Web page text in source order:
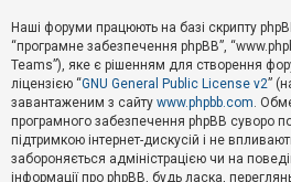
й
А
к
т
и
в
н
і
Наші форуми працюють на базі скрипту
“програмне забезпечення phpBB”,
Teams”), яке є рішенням для створення
ліцензією “GNU General Public License v2”
завантаженим з сайту www.phpbb.com.
програмного забезпечення phpBB суворо
підтримкою інтернет-дискусій і не
забороняється адміністрацією чи на
інформації про phpBB, будь ласка,